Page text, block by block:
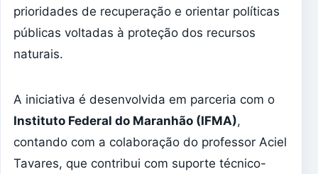
prioridades de recuperação e orientar políticas
públicas voltadas à proteção dos recursos
naturais.
A iniciativa é desenvolvida em parceria com o
Instituto Federal do Maranhão (IFMA),
contando com a colaboração do professor Aciel
Tavares, que contribui com suporte técnico-